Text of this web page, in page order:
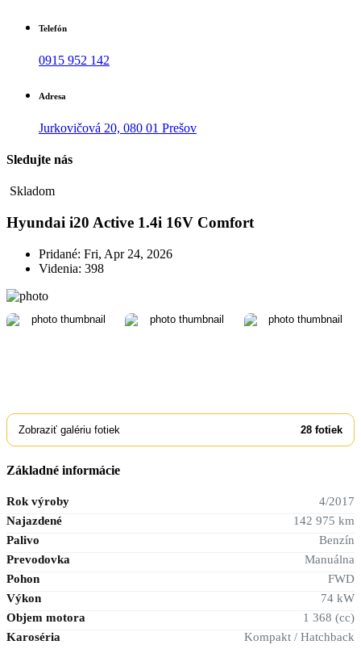
Telefón
0915 952 142
Adresa
Jurkovičová 20, 080 01 Prešov
Sledujte nás
Skladom
Hyundai i20 Active 1.4i 16V Comfort
Pridané: Fri, Apr 24, 2026
Videnia: 398
Zobraziť galériu fotiek 28 fotiek
Základné informácie
Rok výroby
4/2017
Najazdené
142 975 km
Palivo
Benzín
Prevodovka
Manuálna
Pohon
FWD
Výkon
74 kW
Objem motora
1 368 (cc)
Karoséria
Kompakt / Hatchback